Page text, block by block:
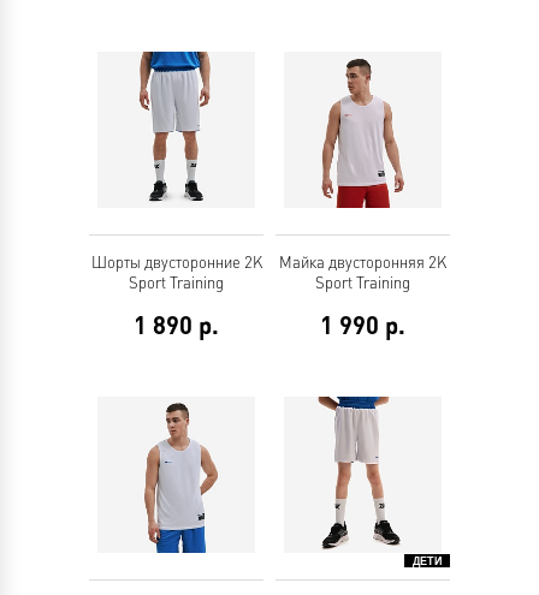
Шорты двусторонние 2K
Sport Training
1 890 р.
Майка двусторонняя 2K
Sport Training
1 990 р.